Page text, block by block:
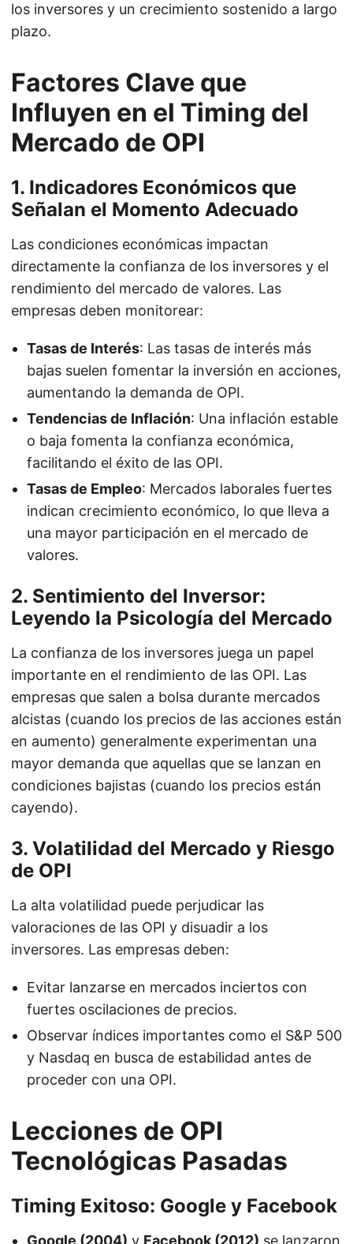
los inversores y un crecimiento sostenido a largo
plazo.
Factores Clave que
Influyen en el Timing del
Mercado de OPI
1. Indicadores Económicos que
Señalan el Momento Adecuado
Las condiciones económicas impactan
directamente la confianza de los inversores y el
rendimiento del mercado de valores. Las
empresas deben monitorear:
Tasas de Interés: Las tasas de interés más
bajas suelen fomentar la inversión en acciones,
aumentando la demanda de OPI.
Tendencias de Inflación: Una inflación estable
o baja fomenta la confianza económica,
facilitando el éxito de las OPI.
Tasas de Empleo: Mercados laborales fuertes
indican crecimiento económico, lo que lleva a
una mayor participación en el mercado de
valores.
2. Sentimiento del Inversor:
Leyendo la Psicología del Mercado
La confianza de los inversores juega un papel
importante en el rendimiento de las OPI. Las
empresas que salen a bolsa durante mercados
alcistas (cuando los precios de las acciones están
en aumento) generalmente experimentan una
mayor demanda que aquellas que se lanzan en
condiciones bajistas (cuando los precios están
cayendo).
3. Volatilidad del Mercado y Riesgo
de OPI
La alta volatilidad puede perjudicar las
valoraciones de las OPI y disuadir a los
inversores. Las empresas deben:
Evitar lanzarse en mercados inciertos con
fuertes oscilaciones de precios.
Observar índices importantes como el S&P 500
y Nasdaq en busca de estabilidad antes de
proceder con una OPI.
Lecciones de OPI
Tecnológicas Pasadas
Timing Exitoso: Google y Facebook
Google (2004) y Facebook (2012) se lanzaron